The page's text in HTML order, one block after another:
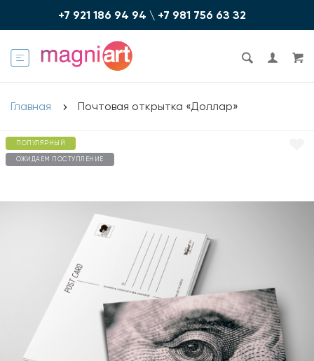
+7 921 186 94 94 \ +7 981 756 6З З2
Главная Почтовая открытка «Доллар»
ПОПУЛЯРНЫЙ
ОЖИДАЕМ ПОСТУПЛЕНИЕ